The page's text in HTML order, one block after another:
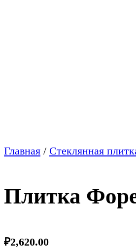
Главная / Стеклянная
Плитка
₽2,620.00